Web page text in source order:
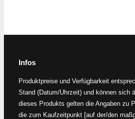
Infos
Produktpreise und Verfügbarkeit
Stand (Datum/Uhrzeit) und können sich
dieses Produkts gelten die Angaben zu
die zum Kaufzeitpunkt [auf der/den